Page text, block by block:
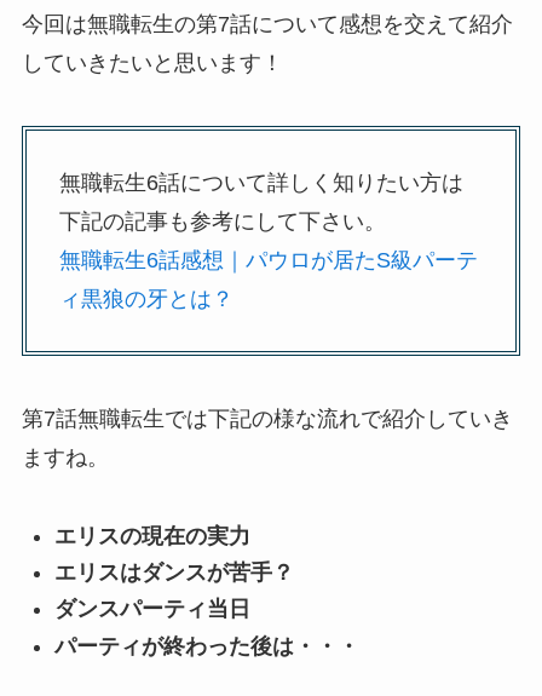
今回は無職転生の第7話について感想を交えて紹介
していきたいと思います！
無職転生6話について詳しく知りたい方は
下記の記事も参考にして下さい。
無職転生6話感想｜パウロが居たS級パーテ
ィ黒狼の牙とは？
第7話無職転生では下記の様な流れで紹介していき
ますね。
エリスの現在の実力
エリスはダンスが苦手？
ダンスパーティ当日
パーティが終わった後は・・・